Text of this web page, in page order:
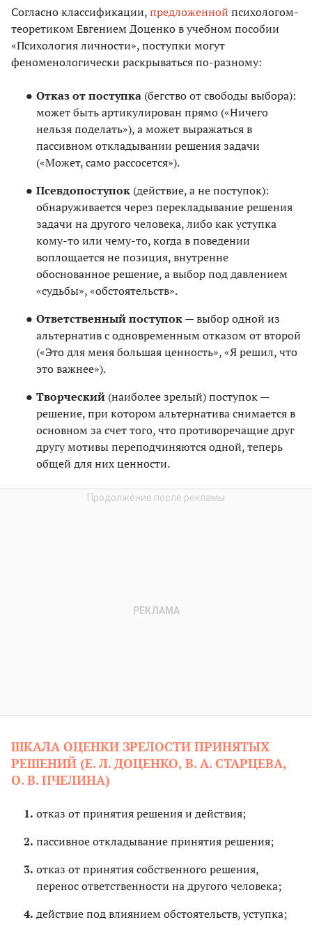
Согласно классификации,предложенной психологом-
теоретиком Евгением Доценко в учебном пособии
«Психология личности», поступки могут
феноменологически раскрываться по-разному:
Отказ от поступка (бегство от свободы выбора):
может быть артикулирован прямо («Ничего
нельзя поделать»), а может выражаться в
пассивном откладывании решения задачи
(«Может, само рассосется»).
Псевдопоступок (действие, а не поступок):
обнаруживается через перекладывание решения
задачи на другого человека, либо как уступка
кому-то или чему-то, когда в поведении
воплощается не позиция, внутренне
обоснованное решение, а выбор под давлением
«судьбы», «обстоятельств».
Ответственный поступок— выбор одной из
альтернатив с одновременным отказом от второй
(«Это для меня большая ценность», «Я решил, что
это важнее»).
Творческий (наиболее зрелый) поступок —
решение, при котором альтернатива снимается в
основном за счет того, что противоречащие друг
другу мотивы переподчиняются одной, теперь
общей для них ценности.
ШКАЛА ОЦЕНКИ ЗРЕЛОСТИ ПРИНЯТЫХ
РЕШЕНИЙ (Е. Л. ДОЦЕНКО, В. А. СТАРЦЕВА,
О. В. ПЧЕЛИНА)
отказ от принятия решения и действия;
пассивное откладывание принятия решения;
отказ от принятия собственного решения,
перенос ответственности на другого человека;
действие под влиянием обстоятельств, уступка;